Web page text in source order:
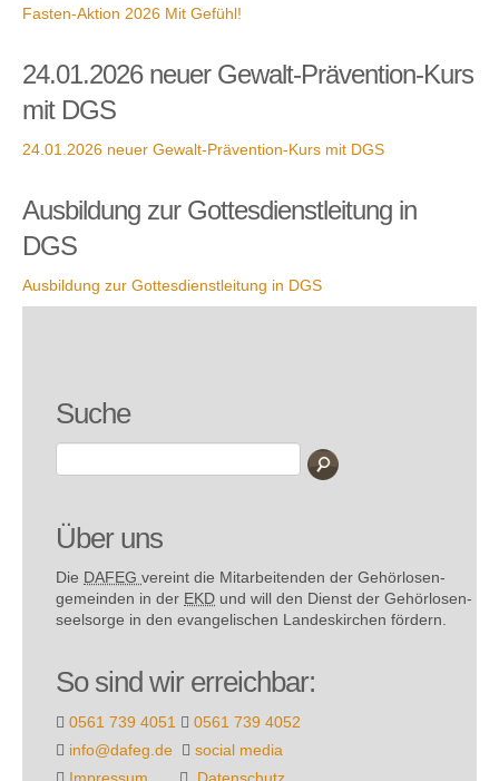
Fasten-Aktion 2026 Mit Gefühl!
24.01.2026 neuer Gewalt-Prävention-Kurs
mit DGS
24.01.2026 neuer Gewalt-Prävention-Kurs mit DGS
Ausbildung zur Gottesdienstleitung in
DGS
Ausbildung zur Gottesdienstleitung in DGS
Suche
Über uns
Die DAFEG vereint die Mitarbeitenden der Gehör­losen­
gemeinden in der EKD und will den Dienst der Gehör­losen­
seel­sorge in den evange­lischen Landes­kirchen fördern.
So sind wir erreichbar:
0561 739 4051
0561 739 4052
info@dafeg.de
social media
Impressum
Datenschutz